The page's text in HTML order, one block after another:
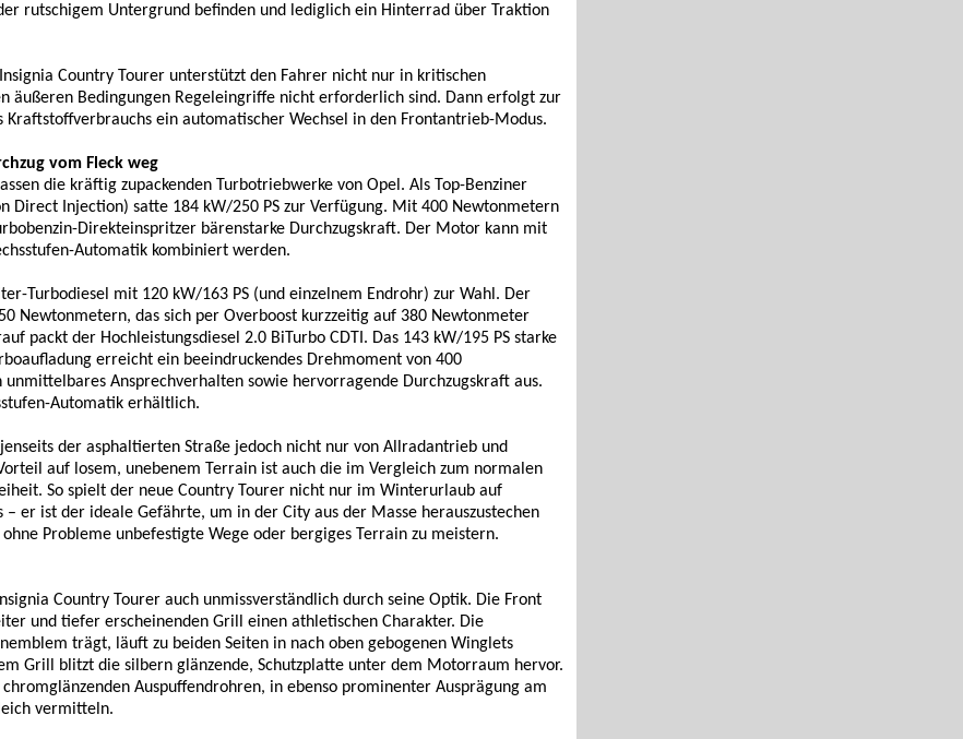
rutschigem Untergrund befinden und lediglich ein Hinterrad über Traktion
Country Tourer unterstützt den Fahrer nicht nur in kritischen
äußeren Bedingungen Regeleingriffe nicht erforderlich sind. Dann erfolgt zur
Kraftstoffverbrauchs ein automatischer Wechsel in den Frontantrieb-Modus.
vom Fleck weg
die kräftig zupackenden Turbotriebwerke von Opel. Als Top-Benziner
Direct Injection) satte 184 kW/250 PS zur Verfügung. Mit 400 Newtonmetern
Direkteinspritzer bärenstarke Durchzugskraft. Der Motor kann mit
Automatik kombiniert werden.
Turbodiesel mit 120 kW/163 PS (und einzelnem Endrohr) zur Wahl. Der
Newtonmetern, das sich per Overboost kurzzeitig auf 380 Newtonmeter
packt der Hochleistungsdiesel 2.0 BiTurbo CDTI. Das 143 kW/195 PS starke
erreicht ein beeindruckendes Drehmoment von 400
Ansprechverhalten sowie hervorragende Durchzugskraft aus.
Automatik erhältlich.
der asphaltierten Straße jedoch nicht nur von Allradantrieb und
auf losem, unebenem Terrain ist auch die im Vergleich zum normalen
So spielt der neue Country Tourer nicht nur im Winterurlaub auf
– er ist der ideale Gefährte, um in der City aus der Masse herauszustechen
Probleme unbefestigte Wege oder bergiges Terrain zu meistern.
Country Tourer auch unmissverständlich durch seine Optik. Die Front
und tiefer erscheinenden Grill einen athletischen Charakter. Die
trägt, läuft zu beiden Seiten in nach oben gebogenen Winglets
Grill blitzt die silbern glänzende, Schutzplatte unter dem Motorraum hervor.
Auspuffendrohren, in ebenso prominenter Ausprägung am
vermitteln.